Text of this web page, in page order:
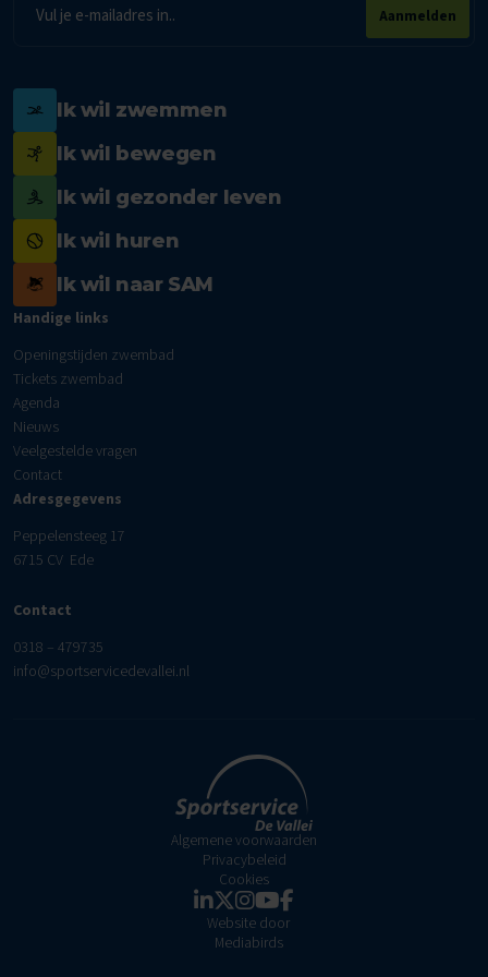
mailadres
Aanmelden
Ik wil zwemmen
Ik wil bewegen
Ik wil gezonder leven
Ik wil huren
Ik wil naar SAM
Handige links
Openingstijden zwembad
Tickets zwembad
Agenda
Nieuws
Veelgestelde vragen
Contact
Adresgegevens
Peppelensteeg 17
6715 CV Ede
Contact
0318 – 479735
info@sportservicedevallei.nl
Algemene voorwaarden
Privacybeleid
Cookies
Website door
Mediabirds